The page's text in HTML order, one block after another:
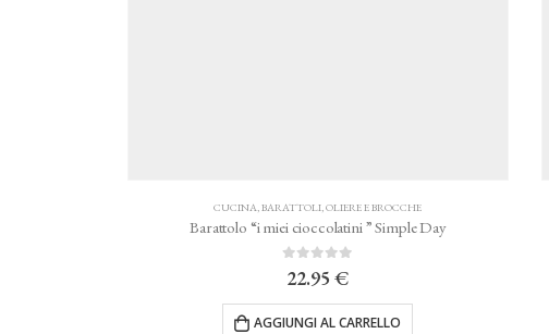
CUCINA,BARATTOLI, OLIERE E BROCCHE
Barattolo “i miei cioccolatini ” Simple Day
0Su 5
22.95€
AGGIUNGI AL CARRELLO